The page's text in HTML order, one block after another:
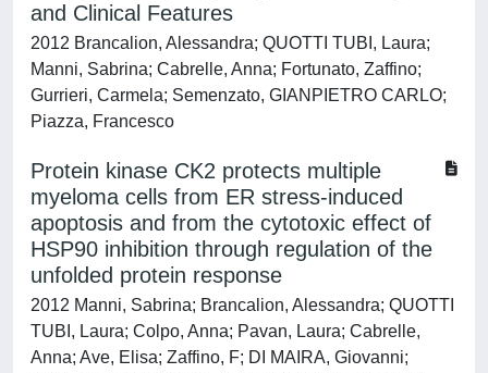
and Clinical Features
2012 Brancalion, Alessandra; QUOTTI TUBI, Laura;
Manni, Sabrina; Cabrelle, Anna; Fortunato, Zaffino;
Gurrieri, Carmela; Semenzato, GIANPIETRO CARLO;
Piazza, Francesco
Protein kinase CK2 protects multiple
myeloma cells from ER stress-induced
apoptosis and from the cytotoxic effect of
HSP90 inhibition through regulation of the
unfolded protein response
2012 Manni, Sabrina; Brancalion, Alessandra; QUOTTI
TUBI, Laura; Colpo, Anna; Pavan, Laura; Cabrelle,
Anna; Ave, Elisa; Zaffino, F; DI MAIRA, Giovanni;